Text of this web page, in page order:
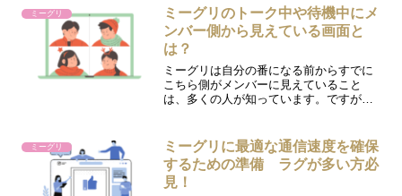
とで、応募の仕方に若干の違いがありま
す。...
ミーグリ
ミーグリのトーク中や待機中にメ
ンバー側から見えている画面と
は？
ミーグリは自分の番になる前からすでに
こちら側がメンバーに見えていること
は、多くの人が知っています。ですが、
見ているのかまでは知ることができませ
んでした。以前、乃木坂46の...
ミーグリ
ミーグリに最適な通信速度を確保
するための準備 ラグが多い方必
見！